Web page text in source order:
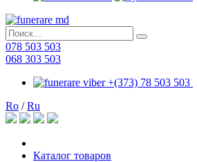
078 503 503
068 303 503
+(373) 78 503 503
Ro /Ru
Каталог товаров